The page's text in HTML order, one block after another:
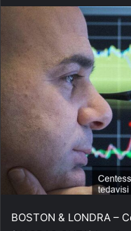
BOSTON & LONDRA –